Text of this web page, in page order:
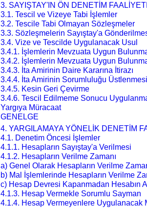
3. SAYIŞTAY'IN ÖN DENETİM
3.1. Tescil ve Vizeye Tabi İşlemler
3.2. Tescile Tabi Olmayan Sözleşmeler
3.3. Sözleşmelerin Sayıştay'a
3.4. Vize ve Tescilde Uygulanacak Usul
3.4.1. İşlemlerin Mevzuata Uygun
3.4.2. İşlemlerin Mevzuata Uygun
3.4.3. İta Amirinin Daire Kararına İtirazı
3.4.4. İta Amirinin Sorumluluğu Üstlenmesi
3.4.5. Kesin Geri Çevirme
3.4.6. Tescil Edilmeme Sonucu
Yargıya Müracaat
GENELGE
4. YARGILAMAYA YÖNELİK DENETİM
4.1. Denetim Öncesi İşlemler
4.1.1. Hesapların Sayıştay'a Verilmesi
4.1.2. Hesapların Verilme Zamanı
a) Genel Olarak Hesapların Verilme
b) Mal İşlemlerinde Hesapların Verilme
c) Hesap Devresi Kapanmadan Hesabın
4.1.3. Hesap Vermekle Sorumlu Sayman
4.1.4. Hesap Vermeyenlere Uygulanacak